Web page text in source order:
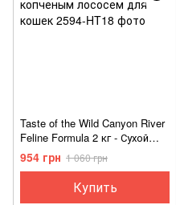
Taste of the Wild Canyon River
Feline Formula 2 кг - Сухой
корм с форелью и копченым
лососем для кошек
954 грн 1 060 грн
Купить